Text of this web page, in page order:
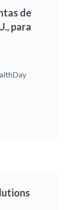
de
para